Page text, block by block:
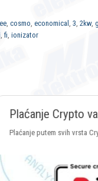
, cosmo, economical , 3, 2kw,
, fi, ionizator
valutama
vrsta Crypto valuta